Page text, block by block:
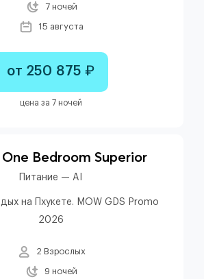
7 ночей
15 августа
от 250 875 ₽
цена за 7 ночей
Bedroom Superior
Питание — AI
на Пхукете. MOW GDS Promo
2026
2 Взрослых
9 ночей